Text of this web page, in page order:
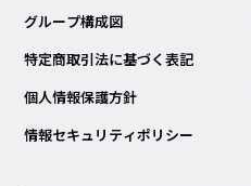
グループ構成図
特定商取引法に基づく表記
個人情報保護方針
情報セキュリティポリシー